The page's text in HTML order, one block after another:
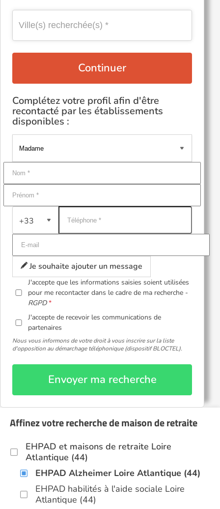
Continuer
Complétez votre profil afin d'être
recontacté par les établissements
disponibles :
+33
Je souhaite ajouter un message
J'accepte que les informations saisies soient utilisées
pour me recontacter dans le cadre de ma recherche -
RGPD
J'accepte de recevoir les communications de
partenaires
Nous vous informons de votre droit à vous inscrire sur la liste
d'opposition au démarchage téléphonique (dispositif BLOCTEL).
Envoyer ma recherche
Affinez votre recherche de maison de retraite
EHPAD et maisons de retraite Loire
Atlantique (44)
EHPAD Alzheimer Loire Atlantique (44)
EHPAD habilités à l'aide sociale Loire
Atlantique (44)